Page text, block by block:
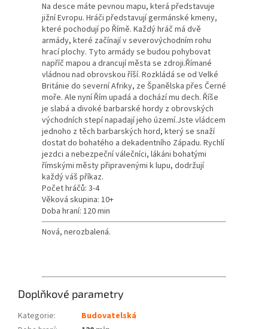
Na desce máte pevnou mapu, která představuje
jižní Evropu. Hráči představují germánské kmeny,
které pochodují po Římě. Každý hráč má dvě
armády, které začínají v severovýchodním rohu
hrací plochy. Tyto armády se budou pohybovat
napříč mapou a drancují města se zdroji.Římané
vládnou nad obrovskou říší. Rozkládá se od Velké
Británie do severní Afriky, ze Španělska přes Černé
moře. Ale nyní Řím upadá a dochází mu dech. Říše
je slabá a divoké barbarské hordy z obrovských
východních stepí napadají jeho území.Jste vládcem
jednoho z těch barbarských hord, který se snaží
dostat do bohatého a dekadentního Západu. Rychlí
jezdci a nebezpeční válečníci, lákáni bohatými
římskými městy připravenými k lupu, dodržují
každý váš příkaz.
Počet hráčů: 3-4
Věková skupina: 10+
Doba hraní: 120 min
Nová, nerozbalená.
Doplňkové parametry
Kategorie:
Budovatelská